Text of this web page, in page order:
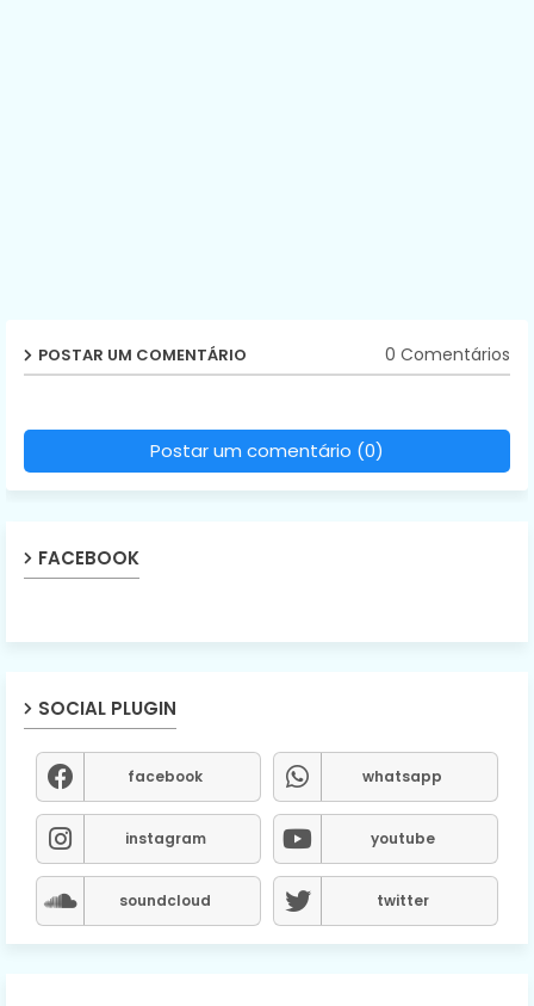
POSTAR UM COMENTÁRIO 0 Comentários
Postar um comentário (0)
FACEBOOK
SOCIAL PLUGIN
facebook whatsapp
instagram youtube
soundcloud twitter